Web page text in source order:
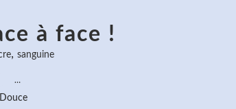
à face !
, sanguine
…